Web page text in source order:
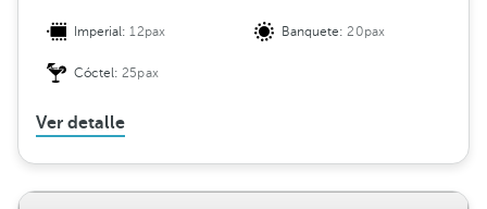
Imperial:12pax Banquete:20pax
Cóctel:25pax
Ver detalle